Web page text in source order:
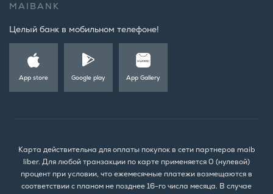
MAIBANK
Целый банк в мобильном телефоне!
App store Google play App Gallery
Карта действительна для оплаты покупок в сети партнеров maib
liber. Для любой транзакции по карте применяется 0 (нулевой)
процент при условии, что ежемесячные платежи возмещаются в
соответствии с планом не позднее 16-го числа месяца. В случае